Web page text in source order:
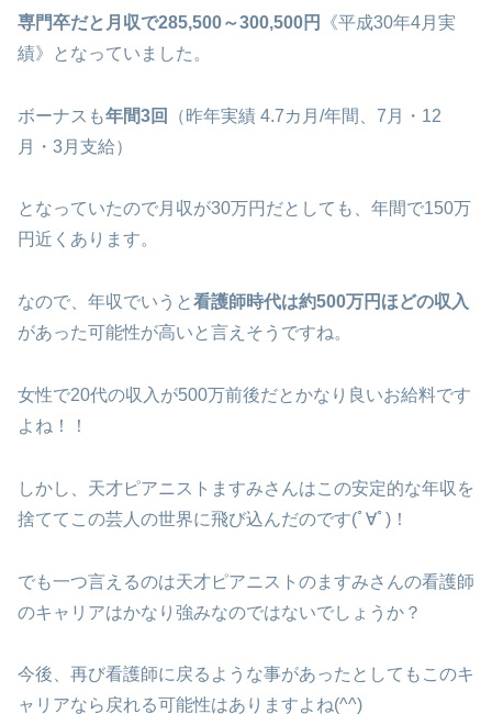
専門卒だと月収で285,500～300,500円
《平成30年4月実
績》となっていました。
ボーナスも年間3回
（昨年実績 4.7カ月/年間、7月・12
月・3月支給）
となっていたので月収が30万円だとしても、年間で150万
円近くあります。
なので、年収でいうと看護師時代は約500万円ほどの収入
があった可能性が高いと言えそうですね。
女性で20代の収入が500万前後だとかなり良いお給料です
よね！！
しかし、天才ピアニストますみさんはこの安定的な年収を
捨ててこの芸人の世界に飛び込んだのです(ﾟ∀ﾟ)！
でも一つ言えるのは天才ピアニストのますみさんの看護師
のキャリアはかなり強みなのではないでしょうか？
今後、再び看護師に戻るような事があったとしてもこのキ
ャリアなら戻れる可能性はありますよね(^^)